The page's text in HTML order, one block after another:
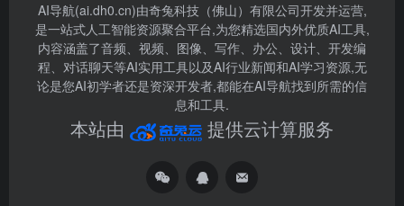
AI导航(ai.dh0.cn)由奇兔科技（佛山）有限公司开发并运营,
是一站式人工智能资源聚合平台,为您精选国内外优质AI工具,
内容涵盖了音频、视频、图像、写作、办公、设计、开发编
程、对话聊天等AI实用工具以及AI行业新闻和AI学习资源,无
论是您AI初学者还是资深开发者,都能在AI导航找到所需的信
息和工具.
本站由 提供云计算服务